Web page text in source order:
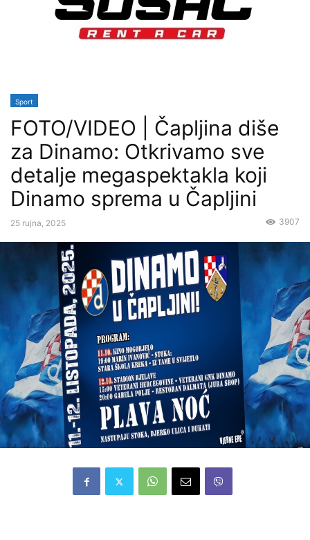
Sport
FOTO/VIDEO | Čapljina diše
za Dinamo: Otkrivamo sve
detalje megaspektakla koji
Dinamo sprema u Čapljini
25 rujna, 2025 3907